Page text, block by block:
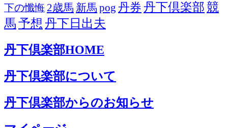
下の懺悔 2歳馬 新馬 pog 丹券 丹下倶楽部競
馬予想丹下日出夫
丹下倶楽部HOME
丹下倶楽部について
丹下倶楽部からのお知らせ